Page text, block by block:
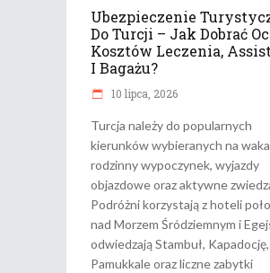
Ubezpieczenie
Do Turcji – Jak Dobrać
Kosztów Leczenia,
I Bagażu?
10 lipca, 2026
Turcja należy do popularnych
kierunków wybieranych na
rodzinny wypoczynek, wyjazdy
objazdowe oraz aktywne
Podróżni korzystają z hoteli
nad Morzem Śródziemnym i
odwiedzają Stambuł, Kapadocję,
Pamukkale oraz liczne zabytki